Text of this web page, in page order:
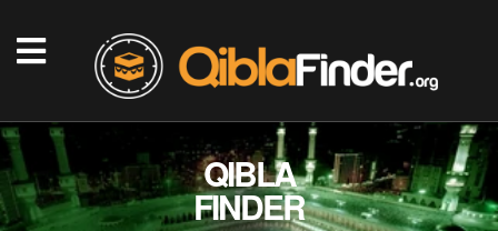
QIBLA
FINDER